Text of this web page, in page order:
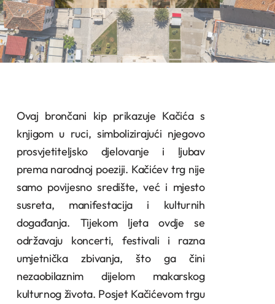
Ovaj brončani kip prikazuje Kačića s
knjigom u ruci, simbolizirajući njegovo
prosvjetiteljsko djelovanje i ljubav
prema narodnoj poeziji. Kačićev trg nije
samo povijesno središte, već i mjesto
susreta, manifestacija i kulturnih
događanja. Tijekom ljeta ovdje se
održavaju koncerti, festivali i razna
umjetnička zbivanja, što ga čini
nezaobilaznim dijelom makarskog
kulturnog života. Posjet Kačićevom trgu